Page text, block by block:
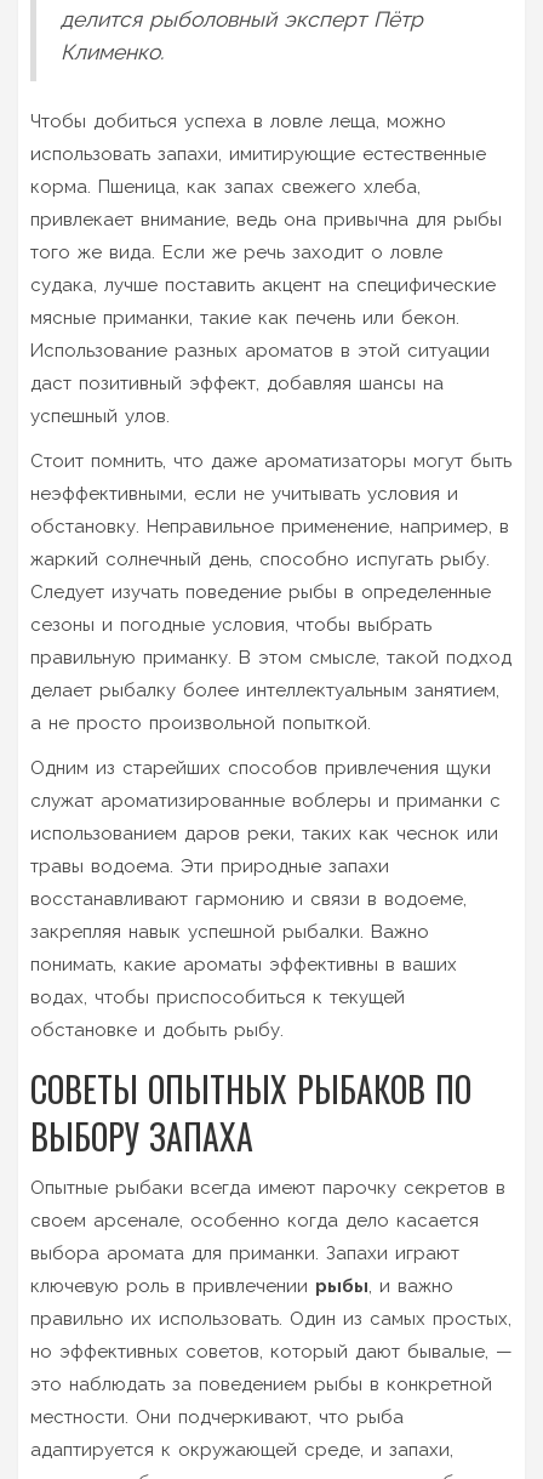
делится рыболовный эксперт Пётр
Клименко.
Чтобы добиться успеха в ловле леща, можно
использовать запахи, имитирующие естественные
корма. Пшеница, как запах свежего хлеба,
привлекает внимание, ведь она привычна для рыбы
того же вида. Если же речь заходит о ловле
судака, лучше поставить акцент на специфические
мясные приманки, такие как печень или бекон.
Использование разных ароматов в этой ситуации
даст позитивный эффект, добавляя шансы на
успешный улов.
Стоит помнить, что даже ароматизаторы могут быть
неэффективными, если не учитывать условия и
обстановку. Неправильное применение, например, в
жаркий солнечный день, способно испугать рыбу.
Следует изучать поведение рыбы в определенные
сезоны и погодные условия, чтобы выбрать
правильную приманку. В этом смысле, такой подход
делает рыбалку более интеллектуальным занятием,
а не просто произвольной попыткой.
Одним из старейших способов привлечения щуки
служат ароматизированные воблеры и приманки с
использованием даров реки, таких как чеснок или
травы водоема. Эти природные запахи
восстанавливают гармонию и связи в водоеме,
закрепляя навык успешной рыбалки. Важно
понимать, какие ароматы эффективны в ваших
водах, чтобы приспособиться к текущей
обстановке и добыть рыбу.
СОВЕТЫ ОПЫТНЫХ РЫБАКОВ ПО
ВЫБОРУ ЗАПАХА
Опытные рыбаки всегда имеют парочку секретов в
своем арсенале, особенно когда дело касается
выбора аромата для приманки. Запахи играют
ключевую роль в привлечении рыбы, и важно
правильно их использовать. Один из самых простых,
но эффективных советов, который дают бывалые, —
это наблюдать за поведением рыбы в конкретной
местности. Они подчеркивают, что рыба
адаптируется к окружающей среде, и запахи,